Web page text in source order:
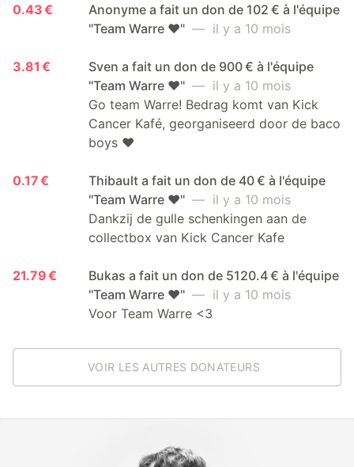
0.43 €
Anonyme a fait un don de 102 € à l'équipe
"Team Warre ❤️" — il y a 10 mois
3.81 €
Sven a fait un don de 900 € à l'équipe
"Team Warre ❤️" — il y a 10 mois
Go team Warre! Bedrag komt van Kick
Cancer Kafé, georganiseerd door de baco
boys ❤️
0.17 €
Thibault a fait un don de 40 € à l'équipe
"Team Warre ❤️" — il y a 10 mois
Dankzij de gulle schenkingen aan de
collectbox van Kick Cancer Kafe
21.79 €
Bukas a fait un don de 5120.4 € à l'équipe
"Team Warre ❤️" — il y a 10 mois
Voor Team Warre <3
VOIR LES AUTRES DONATEURS